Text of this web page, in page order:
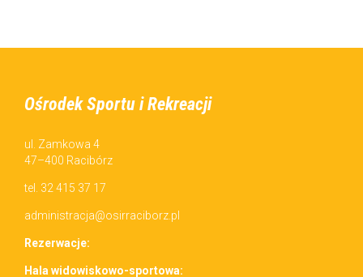
Ośrodek Sportu i Rekreacji
ul. Zamkowa 4
47–400 Racibórz
tel. 32 415 37 17
administracja@osirraciborz.pl
Rez­erwac­je:
Hala wid­owiskowo-sportowa: